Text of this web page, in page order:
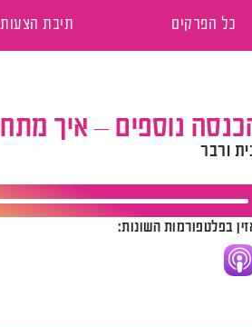
כל הפרקים תיבת הצעות
נוספים – איך
ורבר
בפלטפורמות השונות: